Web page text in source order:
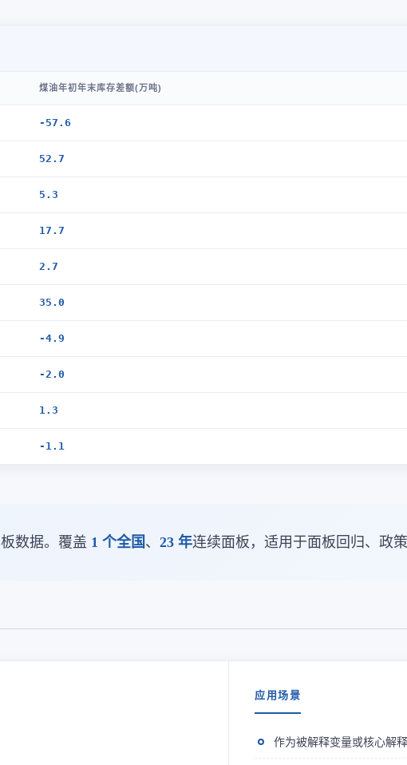
煤油年初年末库存差额(万吨)
-57.6
52.7
5.3
17.7
2.7
35.0
-4.9
-2.0
1.3
-1.1
数据。覆盖 1 个全国 、 23 年连续面板，适用于面板回归、政
应用场景
作为被解释变量或核心解